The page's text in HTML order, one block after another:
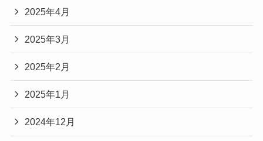
2025年4月
2025年3月
2025年2月
2025年1月
2024年12月